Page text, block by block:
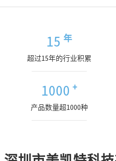
15 年
超过15年的行业积累
1000 +
产品数量超1000种